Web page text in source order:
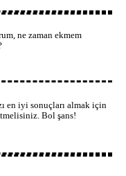
ne zaman ekmem
en iyi sonuçları almak için
Bol şans!